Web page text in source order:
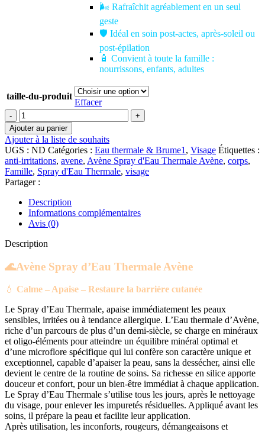
🌬️ Rafraîchit agréablement en un seul
geste
🛡️ Idéal en soin post-actes, après-soleil ou
post-épilation
🧴 Convient à toute la famille :
nourrissons, enfants, adultes
taille-du-produit
Effacer
quantité
de
🌊
Avène
Spray
d'Eau
Thermale
Avène
Ajouter au panier
Ajouter à la liste de souhaits
UGS : ND Catégories : Eau thermale & Brume1 , Visage Étiquettes :
anti-irritations, avene, Avène Spray d'Eau Thermale Avène, corps,
Famille, Spray d'Eau Thermale, visage
Partager :
Description
Informations complémentaires
Avis (0)
Description
🌊Avène Spray d’Eau Thermale Avène
💧 Calme – Apaise – Restaure la barrière cutanée
Le Spray d’Eau Thermale, apaise immédiatement les peaux
sensibles, irritées ou à tendance allergique. L’Eau thermale d’Avène,
riche d’un parcours de plus d’un demi-siècle, se charge en minéraux
et oligo-éléments pour atteindre un équilibre minéral optimal et
d’une microflore spécifique qui lui confère son caractère unique et
exceptionnel, capable d’apaiser la peau, sans la dessécher, ainsi elle
devient le centre de la routine de soins. Sa richesse en silice apporte
douceur et confort, pour un bien-être immédiat à chaque application.
Le Spray d’Eau Thermale s’utilise tous les jours, après le nettoyage
du visage, pour enlever les impuretés résiduelles. Appliqué avant les
soins, il prépare la peau et facilite leur application.
Après utilisation, les inconforts, rougeurs, démangeaisons et